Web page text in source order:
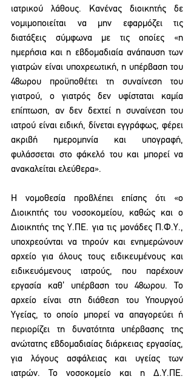
ιατρικού λάθους. Κανένας διοικητής δε
νομιμοποιείται να μην εφαρμόζει τις
διατάξεις σύμφωνα με τις οποίες «η
ημερήσια και η εβδομαδιαία ανάπαυση των
γιατρών είναι υποχρεωτική, η υπέρβαση του
48ωρου προϋποθέτει τη συναίνεση του
γιατρού, ο γιατρός δεν υφίσταται καμία
επίπτωση, αν δεν δεχτεί η συναίνεση του
ιατρού είναι ειδική, δίνεται εγγράφως, φέρει
ακριβή ημερομηνία και υπογραφή,
φυλάσσεται στο φάκελό του και μπορεί να
ανακαλείται ελεύθερα».
Η νομοθεσία προβλέπει επίσης ότι «ο
Διοικητής του νοσοκομείου, καθώς και ο
Διοικητής της Υ.ΠΕ. για τις μονάδες Π.Φ.Υ.,
υποχρεούνται να τηρούν και ενημερώνουν
αρχείο για όλους τους ειδικευμένους και
ειδικευόμενους ιατρούς, που παρέχουν
εργασία καθ’ υπέρβαση του 48ωρου. Το
αρχείο είναι στη διάθεση του Υπουργού
Υγείας, το οποίο μπορεί να απαγορεύει ή
περιορίζει τη δυνατότητα υπέρβασης της
ανώτατης εβδομαδιαίας διάρκειας εργασίας,
για λόγους ασφάλειας και υγείας των
ιατρών. Το νοσοκομείο και η Δ.Υ.ΠΕ.